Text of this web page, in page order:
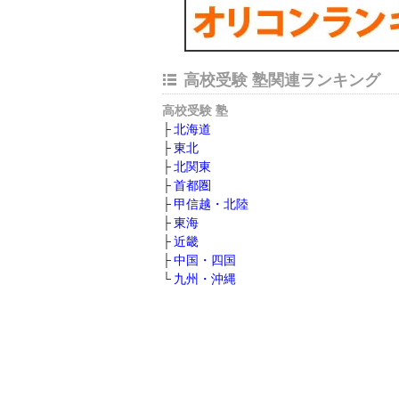
高校受験 塾関連ランキング
高校受験 塾
北海道
東北
北関東
首都圏
甲信越・北陸
東海
近畿
中国・四国
九州・沖縄